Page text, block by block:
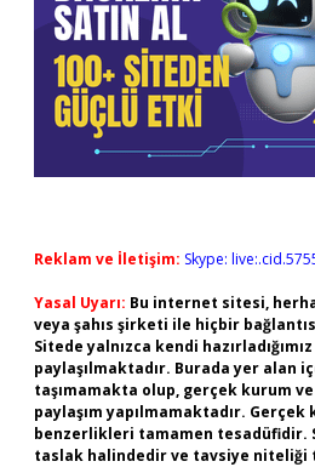
Reklam ve İletişim: Skype:
Yasal Uyarı: Bu internet sitesi,
veya şahıs şirketi ile hiçbir
Sitede yalnızca kendi
paylaşılmaktadır. Burada yer alan
taşımamakta olup, gerçek kurum
paylaşım yapılmamaktadır.
benzerlikleri tamamen tesadüfidir.
taslak halindedir ve tavsiye niteliği